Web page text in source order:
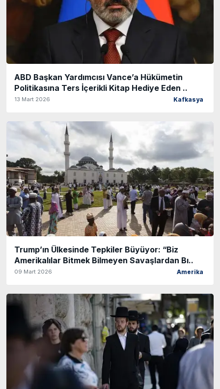
ABD Başkan Yardımcısı Vance’a Hükümetin
Politikasına Ters İçerikli Kitap Hediye Eden ..
13 Mart 2026 Kafkasya
Trump’ın Ülkesinde Tepkiler Büyüyor: “Biz
Amerikalılar Bitmek Bilmeyen Savaşlardan Bı..
09 Mart 2026 Amerika